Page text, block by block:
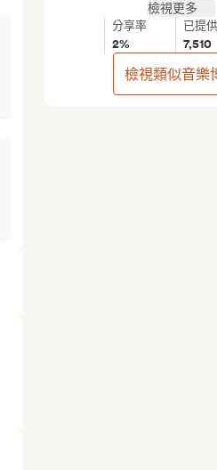
檢視更多
分享率
2%
已提
7,510
檢視類似音樂